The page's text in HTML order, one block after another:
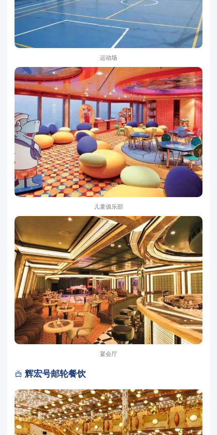
运动场
儿童俱乐部
宴会厅
 辉宏号邮轮餐饮